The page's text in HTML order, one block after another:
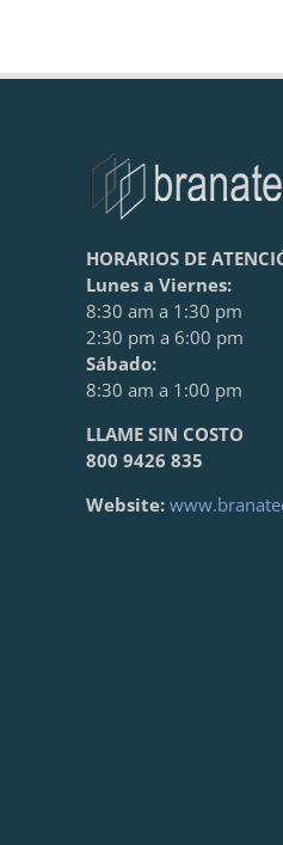
HORARIOS DE
Lunes a Viernes:
8:30 am a 1:30 pm
2:30 pm a 6:00 pm
Sábado:
8:30 am a 1:00 pm
LLAME SIN COSTO
800 9426 835
Website: